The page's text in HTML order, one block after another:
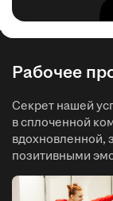
Рабочее
Секрет нашей
в сплоченной
вдохновленной,
позитивными